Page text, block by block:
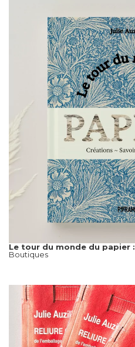
Le tour du monde du papier :
Boutiques